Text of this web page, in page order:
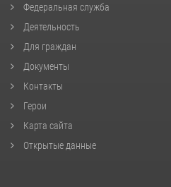
Федеральная служба
Деятельность
Для граждан
Документы
Контакты
Герои
Карта сайта
Открытые данные